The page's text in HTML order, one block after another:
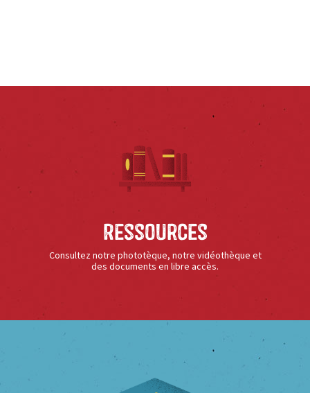
Ressources
Consultez notre phototèque, notre vidéothèque et
des documents en libre accès.